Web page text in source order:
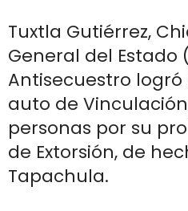
Tuxtla Gutiérrez,
General del Estado
Antisecuestro
auto de
personas por su
de Extorsión, de
Tapachula.